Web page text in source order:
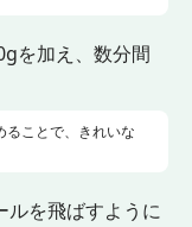
を加え、数分間
ることで、きれいな
ルを飛ばすように